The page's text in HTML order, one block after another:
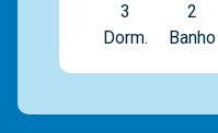
Sobam, rua de
serviços. Somos uma imobiliária com mais de
40 anos de
venda ou locação.
3
Dorm.
2
Banho